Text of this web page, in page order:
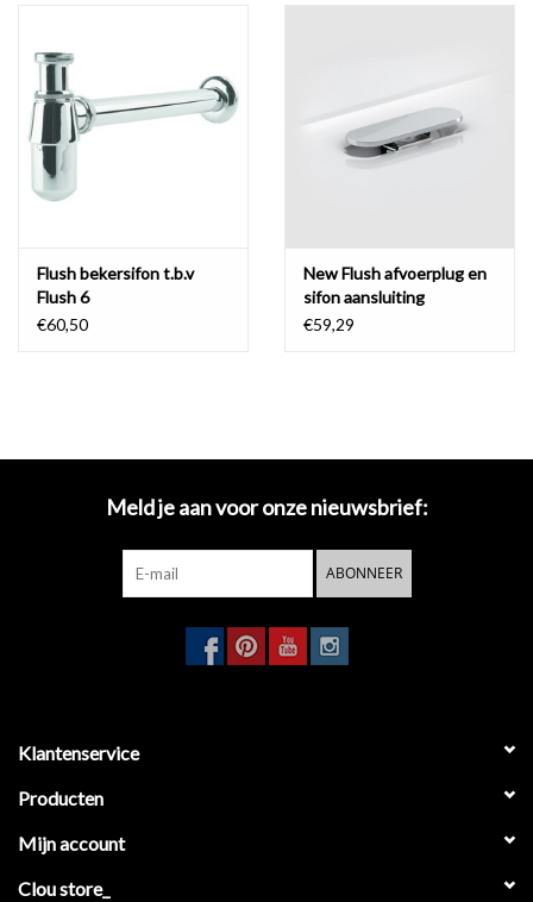
Flush bekersifon t.b.v
Flush 6
€60,50
New Flush afvoerplug en
sifon aansluiting
€59,29
Meld je aan voor onze nieuwsbrief:
ABONNEER
Klantenservice
Producten
Mijn account
Clou store_